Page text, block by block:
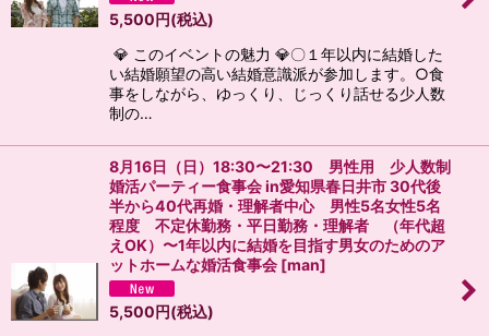
5,500円(税込)
💎 このイベントの魅力 💎〇１年以内に結婚した
い結婚願望の高い結婚意識派が参加します。○食
事をしながら、ゆっくり、じっくり話せる少人数
制の…
8月16日（日）18:30〜21:30 男性用 少人数制
婚活パーティー食事会 in愛知県春日井市 30代後
半から40代再婚・理解者中心 男性5名女性5名
程度 不定休勤務・平日勤務・理解者 （年代超
えOK）〜1年以内に結婚を目指す男女のためのア
ットホームな婚活食事会 [man]
5,500円(税込)